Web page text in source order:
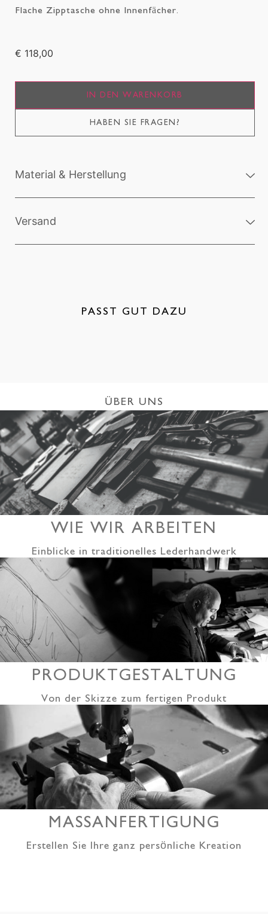
€ 118,00
Flache Zipptasche ohne Innenfächer.
IN DEN WARENKORB
HABEN SIE FRAGEN?
Material & Herstellung
Versand
PASST GUT DAZU
ÜBER UNS
WIE WIR ARBEITEN
Einblicke in traditionelles Lederhandwerk
PRODUKTGESTALTUNG
Von der Skizze zum fertigen Produkt
MASSANFERTIGUNG
Erstellen Sie Ihre ganz persönliche Kreation